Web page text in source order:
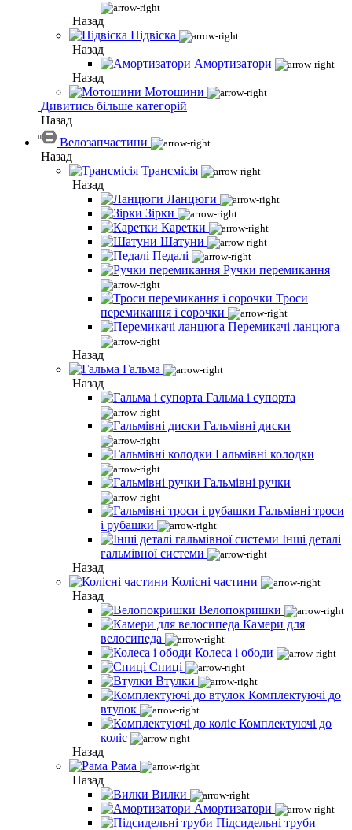
Назад
Підвіска
Назад
Амортизатори
Назад
Мотошини
Дивитись більше категорій
Назад
Велозапчастини
Назад
Трансмісія
Назад
Ланцюги
Зірки
Каретки
Шатуни
Педалі
Ручки перемикання
Троси
перемикання і сорочки
Перемикачі ланцюга
Назад
Гальма
Назад
Гальма і супорта
Гальмівні диски
Гальмівні колодки
Гальмівні ручки
Гальмівні троси
і рубашки
Інші деталі
гальмівної системи
Назад
Колісні частини
Назад
Велопокришки
Камери для
велосипеда
Колеса і ободи
Спиці
Втулки
Комплектуючі до
втулок
Комплектуючі до
коліс
Назад
Рама
Назад
Вилки
Амортизатори
Підсидельні труби